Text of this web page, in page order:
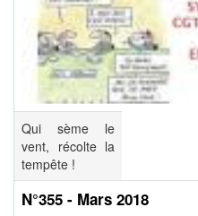
Qui sème le
vent, récolte la
tempête !
N°355 - Mars 2018